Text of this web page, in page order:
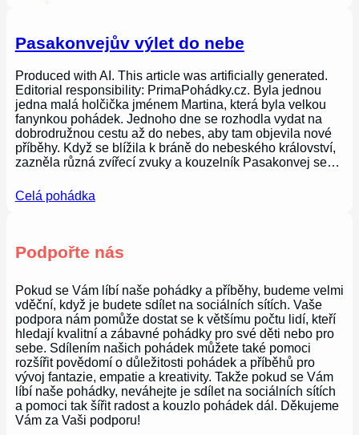
Pasakonvejův výlet do nebe
Produced with AI. This article was artificially generated.
Editorial responsibility: PrimaPohádky.cz. Byla jednou
jedna malá holčička jménem Martina, která byla velkou
fanynkou pohádek. Jednoho dne se rozhodla vydat na
dobrodružnou cestu až do nebes, aby tam objevila nové
příběhy. Když se blížila k bráně do nebeského království,
zazněla různá zvířecí zvuky a kouzelník Pasakonvej se…
Celá pohádka
Podpořte nás
Pokud se Vám líbí naše pohádky a příběhy, budeme velmi
vděční, když je budete sdílet na sociálních sítích. Vaše
podpora nám pomůže dostat se k většímu počtu lidí, kteří
hledají kvalitní a zábavné pohádky pro své děti nebo pro
sebe. Sdílením našich pohádek můžete také pomoci
rozšířit povědomí o důležitosti pohádek a příběhů pro
vývoj fantazie, empatie a kreativity. Takže pokud se Vám
líbí naše pohádky, neváhejte je sdílet na sociálních sítích
a pomoci tak šířit radost a kouzlo pohádek dál. Děkujeme
Vám za Vaši podporu!